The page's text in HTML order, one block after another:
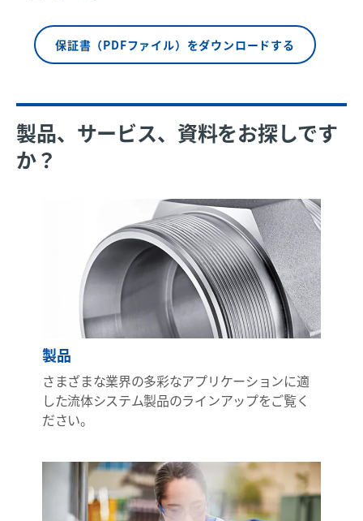
保証書（PDFファイル）をダウンロードする
製品、サービス、資料をお探しです
か？
製品
さまざまな業界の多彩なアプリケーションに適
した流体システム製品のラインアップをご覧く
ださい。